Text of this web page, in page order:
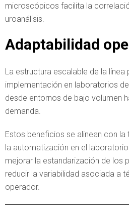
microscópicos facilita la
uroanálisis.
Adaptabilidad
La estructura escalable de la línea
implementación en laboratorios
desde entornos de bajo volumen
demanda.
Estos beneficios se alinean con
la automatización en el
mejorar la estandarización de los
reducir la variabilidad asociada a
operador.